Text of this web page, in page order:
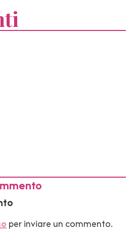
per inviare un commento.